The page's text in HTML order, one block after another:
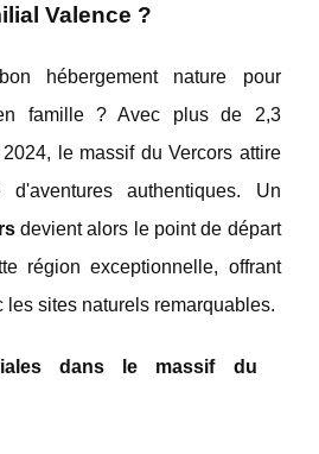
Valence ?
hébergement nature pour
famille ? Avec plus de 2,3
le massif du Vercors attire
authentiques. Un
devient alors le point de départ
région exceptionnelle, offrant
les sites naturels remarquables.
dans le massif du